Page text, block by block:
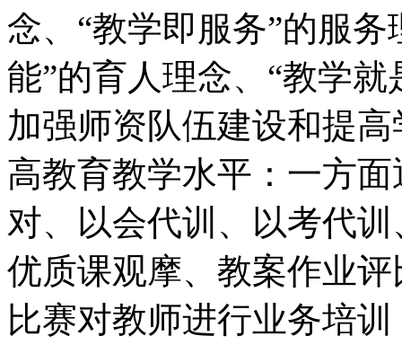
念、“教学即服务”的服
能”的育人理念、“教学
加强师资队伍建设和提
高教育教学水平：一方
对、以会代训、以考代
优质课观摩、教案作业
比赛对教师进行业务培